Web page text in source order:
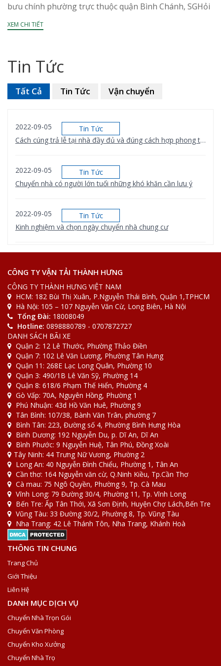
bưu chính phường trực thuộc quận Bình Chánh, SGHỏi
đáp về mã bưu điên, bưu chính, Zip/Code huyện...
XEM CHI TIẾT
Tin Tức
Tất Cả
2022-09-05
Tin Tức
Cách cúng trả lễ tại nhà đầy đủ và đúng cách hợp phong thủy
2022-09-05
Tin Tức
Chuyển nhà có người lớn tuổi những khó khăn cần lưu ý
2022-09-05
Tin Tức
Kinh nghiệm và chọn ngày chuyển nhà chung cư
[Bảng giá] Xe tải chuyển nhà bao nhiêu 1km
2022-08-31
Tin Tức
[Giải Đáp] Gửi đồ qua bưu điện bao nhiêu 1kg
Tin Tức Vận chuyển
CÔNG TY VẬN TẢI THÀNH HƯNG
CÔNG TY THÀNH HƯNG VIỆT NAM
HCM: 182 Bùi Thị Xuân, P.Nguyễn Thái Bình, Quận 1,TPHCM
Hà Nội: 105 – 107 Nguyễn Văn Cừ, Long Biên, Hà Nội
Tổng Đài: 18008049
Hotline: 0898880789 - 0707872727
DANH SÁCH BÃI XE
Quận 2: 12 Lê Thước, Phường Thảo Điền
Quận 7: 102 Lê Văn Lương, Phường Tân Hưng
Quận 11: 268E Lạc Long Quân, Phường 10
Quận 3: 490/1B Lê Văn Sỹ, Phường 14
Quận 8: 618/6 Phạm Thế Hiển, Phường 4
Gò Vấp: 70A, Nguyên Hồng, Phường 1
Phú Nhuận: 43d Hồ Văn Huê, Phường 9
Tân Bình: 107/38, Bành Văn Trân, phường 7
Bình Tân: 223, Đường số 4, Phường Bình Hưng Hòa
Bình Dương: 192 Nguyễn Du, p. Dĩ An, Dĩ An
Bình Phước: 9 Nguyễn Huệ, Tân Phú, Đồng Xoài
Tây Ninh: 44 Trưng Nữ Vương, Phường 2
Long An: 40 Nguyễn Đình Chiểu, Phường 1, Tân An
Cần thơ: 164 Nguyễn văn cừ, Q.Ninh Kiều, Tp.Cần Thơ
Cà mau: 75 Ngô Quyền, Phường 9, Tp. Cà Mau
Vĩnh Long: 79 Đường 30/4, Phường 11, Tp. Vĩnh Long
Bến Tre: Ấp Tân Thới, Xã Sơn Định, Huyện Chợ Lách,Bến Tre
Vũng Tàu: 33 Đường 30/2, Phường 8, Tp. Vũng Tàu
Nha Trang: 42 Lê Thánh Tôn, Nha Trang, Khánh Hoà
THÔNG TIN CHUNG
Trang Chủ
Giới Thiệu
Liên Hệ
DANH MỤC DỊCH VỤ
Chuyển Nhà Trọn Gói
Chuyển Văn Phòng
Chuyển Kho Xưởng
Chuyển Nhà Trọ